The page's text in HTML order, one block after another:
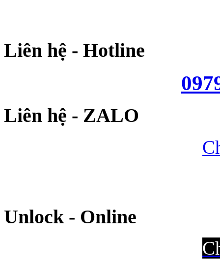
Liên hệ - Hotline
Liên hệ - ZALO
Unlock - Online